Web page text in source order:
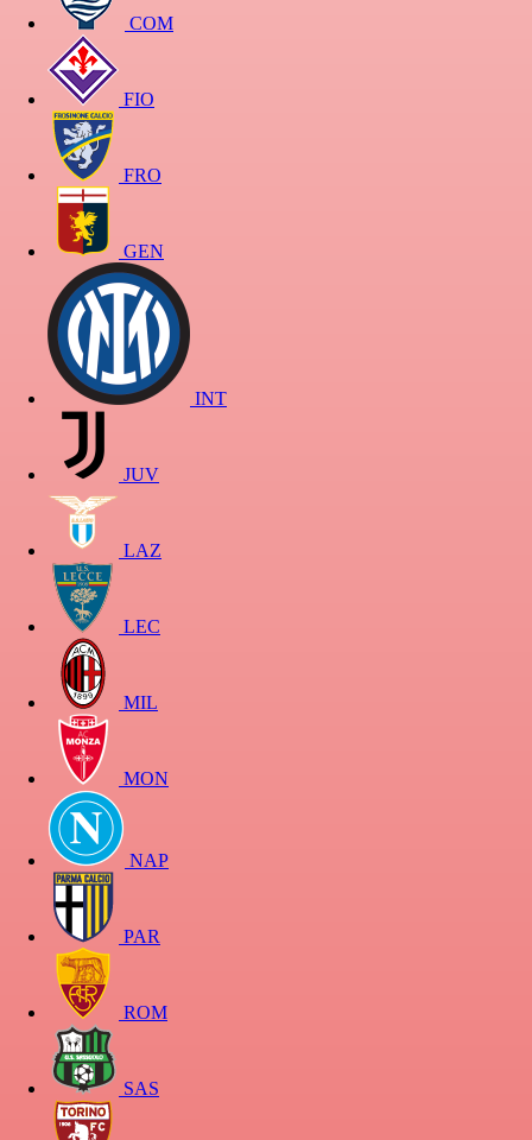
COM
FIO
FRO
GEN
INT
JUV
LAZ
LEC
MIL
MON
NAP
PAR
ROM
SAS